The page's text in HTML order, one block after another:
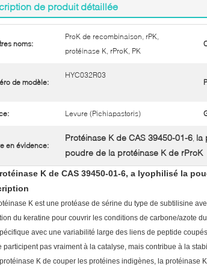
de produit détaillée
noms:
ProK de recombinaison, rPK,
protéinase K, rProK, PK
de modèle:
HYC032R03
Levure (Pichiapastoris)
en évidence:
Protéinase K de CAS 39450-01-6, la
poudre de la protéinase K de rProK
K de CAS 39450-01-6, a lyophilisé la
K est une protéase de sérine du type de subtilisine
du keratine pour couvrir les conditions de carbone/azote
avec une variabilité large des liens de peptide
participent pas vraiment à la catalyse, mais contribue à la
K de couper les protéines indigènes, la protéinase